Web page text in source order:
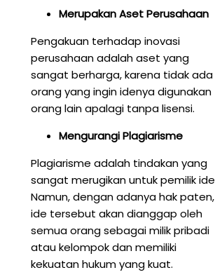
Merupakan Aset Perusahaan
Pengakuan terhadap inovasi
perusahaan adalah aset yang
sangat berharga, karena tidak ada
orang yang ingin idenya digunakan
orang lain apalagi tanpa lisensi.
Mengurangi Plagiarisme
Plagiarisme adalah tindakan yang
sangat merugikan untuk pemilik
Namun, dengan adanya hak paten,
ide tersebut akan dianggap oleh
semua orang sebagai milik pribadi
atau kelompok dan memiliki
kekuatan hukum yang kuat.